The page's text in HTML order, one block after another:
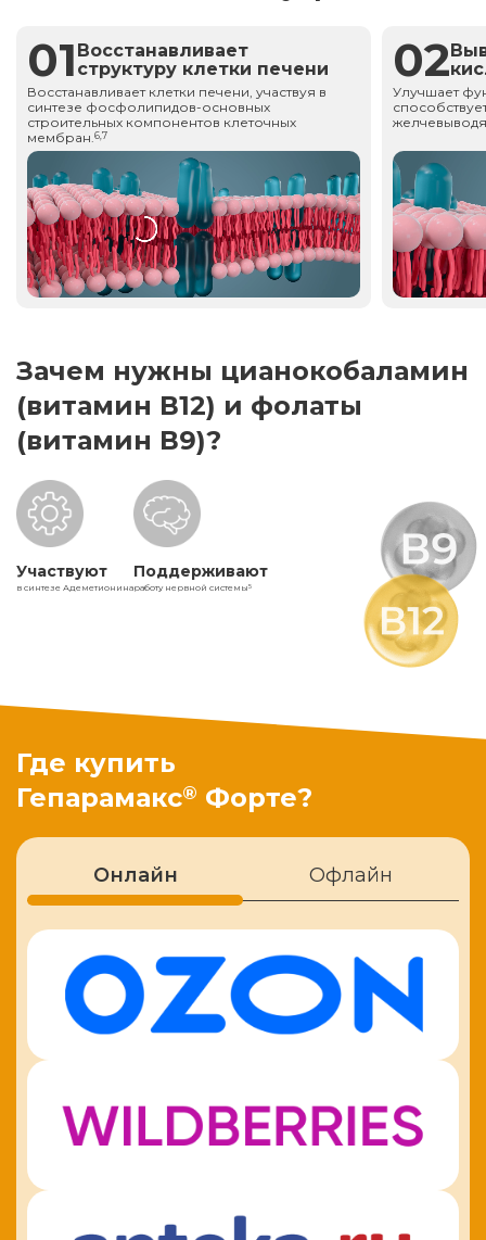
01 Восстанавливает
структуру клетки печени
Восстанавливает клетки печени, участвуя в
синтезе фосфолипидов-основных
строительных компонентов клеточных
мембран.6,7
02
Улучшает
Зачем нужны цианокобаламин
(витамин В12) и фолаты
(витамин В9)?
Участвуют
в синтезе Адеметионина
Поддерживают
работу нервной системы5
Где купить
Гепарамакс® Форте?
Онлайн Офлайн